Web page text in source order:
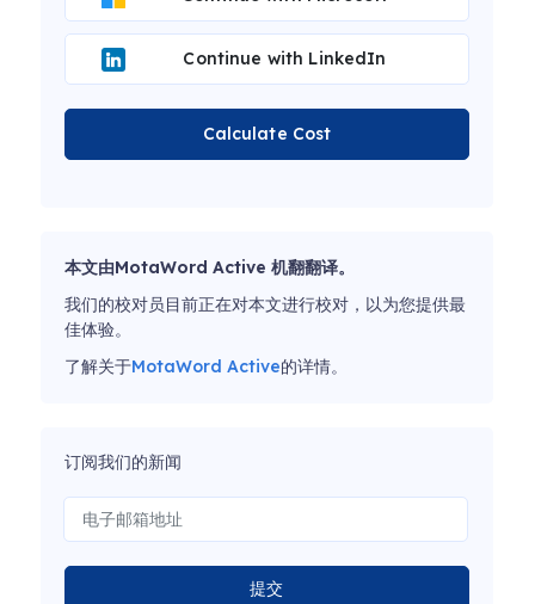
Continue with LinkedIn
Calculate Cost
本文由MotaWord Active 机翻翻译。
我们的校对员目前正在对本文进行校对，以为您提供最
佳体验。
了解关于MotaWord Active的详情。
订阅我们的新闻
提交